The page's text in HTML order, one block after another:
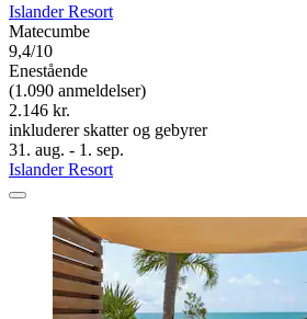
Islander Resort
Matecumbe
9,4/10
Enestående
(1.090 anmeldelser)
2.146 kr.
inkluderer skatter og gebyrer
31. aug. - 1. sep.
Islander Resort